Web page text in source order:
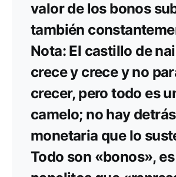
valor de los bonos
también
Nota: El castillo de
crece y crece y no
crecer, pero todo es
camelo; no hay
monetaria que lo
Todo son «bonos»,